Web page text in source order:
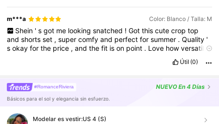
m***a Color: Blanco / Talla: M
Shein ' s got me looking snatched ! Got this cute crop top
andshortsset ,supercomfyand perfectforsummer .Quality '
sokayforthe price ,andthefit ison point . Love howversatile
Útil (0)
#RomanceRiviera NUEVO En 4 Días
Básicos para el sol y elegancia sin esfuerzo.
Modelar es vestir:US 4 (S)